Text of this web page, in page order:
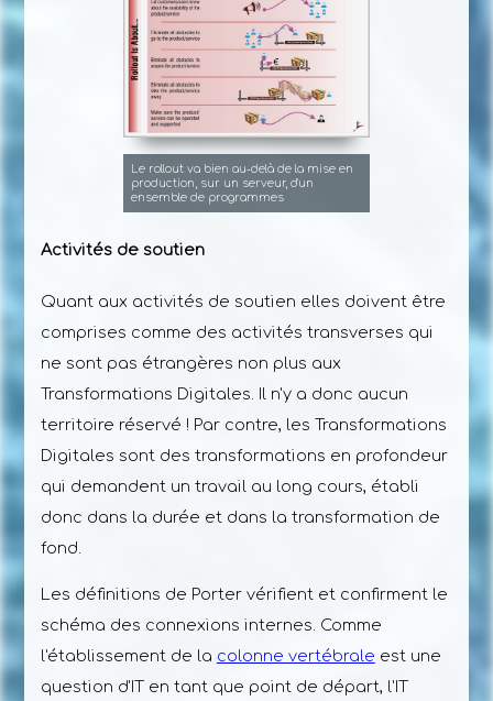
Le rollout va bien au-delà de la mise en
production, sur un serveur, d'un
ensemble de programmes
Activités de soutien
Quant aux activités de soutien elles doivent être
comprises comme des activités transverses qui
ne sont pas étrangères non plus aux
Transformations Digitales. Il n'y a donc aucun
territoire réservé ! Par contre, les Transformations
Digitales sont des transformations en profondeur
qui demandent un travail au long cours, établi
donc dans la durée et dans la transformation de
fond.
Les définitions de Porter vérifient et confirment le
schéma des connexions internes. Comme
l'établissement de la colonne vertébrale est une
question d'IT en tant que point de départ, l'IT